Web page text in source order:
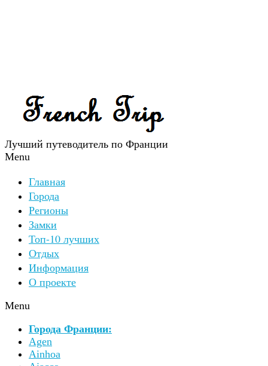
Лучший путеводитель по Франции
Menu
Главная
Города
Регионы
Замки
Топ-10 лучших
Отдых
Информация
О проекте
Menu
Города Франции:
Agen
Ainhoa